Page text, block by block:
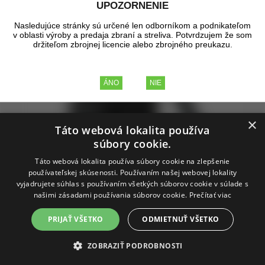
Batoh M-Tac - Cross Bag Slim Elite
UPOZORNENIE
Nasledujúce stránky sú určené len odborníkom a podnikateľom
v oblasti výroby a predaja zbraní a streliva. Potvrdzujem že som
držiteľom zbrojnej licencie alebo zbrojného preukazu.
×
Táto webová lokalita používa
súbory cookie.
Táto webová lokalita používa súbory cookie na zlepšenie
používateľskej skúsenosti. Používaním našej webovej lokality
vyjadrujete súhlas s používaním všetkých súborov cookie v súlade s
našimi zásadami používania súborov cookie. Prečítať viac
PRIJAŤ VŠETKO ODMIETNUŤ VŠETKO
ZOBRAZIŤ PODROBNOSTI